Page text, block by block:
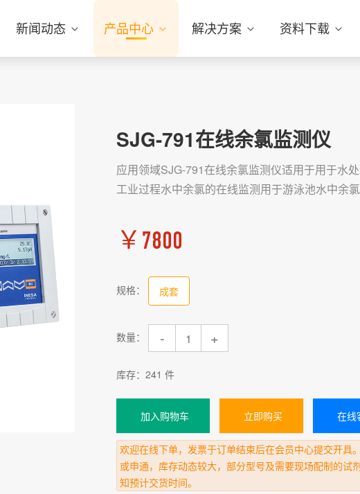
新闻动态 产品中心 解决方案 资料下载
SJG-791在线余氯监测仪
应用领域SJG-791在线余氯监测仪适用于用于水
工业过程水中余氯的在线监测用于游泳池水中余
￥ 7800
规格： 成套
数量： - +
库存：241 件
加入购物车 立即购买 在线
欢迎在线下单，发票于订单结束后在会员中心提交开具
或申通，库存动态较大，部分型号及需要现场配制的试
知预计交货时间。